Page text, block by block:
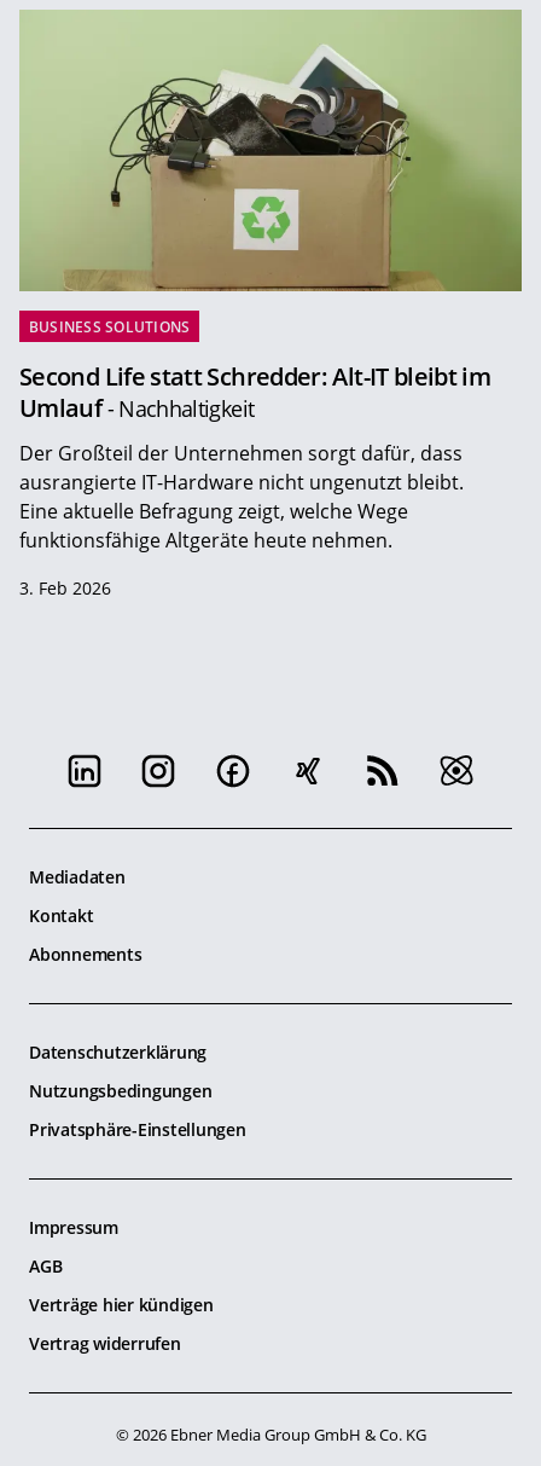
BUSINESS SOLUTIONS
Second Life statt Schredder: Alt-IT bleibt im
Umlauf- Nachhaltigkeit
Der Großteil der Unternehmen sorgt dafür, dass
ausrangierte IT-Hardware nicht ungenutzt bleibt.
Eine aktuelle Befragung zeigt, welche Wege
funktionsfähige Altgeräte heute nehmen.
3. Feb 2026
Mediadaten
Kontakt
Abonnements
Datenschutzerklärung
Nutzungsbedingungen
Privatsphäre-Einstellungen
Impressum
AGB
Verträge hier kündigen
Vertrag widerrufen
© 2026 Ebner Media Group GmbH & Co. KG